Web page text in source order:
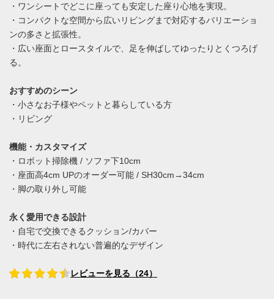
・ワンシートでどこに座っても安定した座り心地を実現。
・コンパクトな空間から広いリビングまで対応するバリエーショ
ンの多さと拡張性。
・広い座面とロースタイルで、足を伸ばしてゆったりとくつろげ
る。
おすすめのシーン
・小さなお子様やペットと暮らしている方
・リビング
機能・カスタマイズ
・ロボット掃除機 / ソファ下10cm
・座面高4cm UPのオーダー可能 / SH30cm→34cm
・脚の取り外し可能
永く愛用できる設計
・自宅で交換できるクッション/カバー
・時代に左右されない普遍的なデザイン
レビューを見る（24）